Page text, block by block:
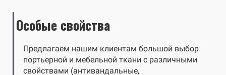
Особые свойства
Предлагаем нашим клиентам большой выбор
портьерной и мебельной ткани с различными
свойствами (антивандальные,